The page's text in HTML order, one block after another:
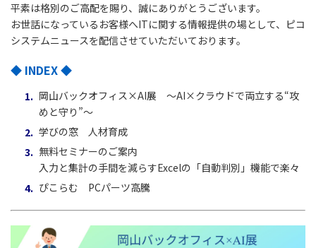
平素は格別のご高配を賜り、誠にありがとうございます。
お世話になっているお客様へITに関する情報提供の場として、ピコ
システムニュースを配信させていただいております。
◆ INDEX ◆
岡山バックオフィス×AI展 ～AI×クラウドで両立する“攻
めと守り”～
学びの窓 人材育成
無料セミナーのご案内
入力と集計の手間を減らすExcelの「自動判別」機能で楽々
ぴこらむ PCパーツ高騰